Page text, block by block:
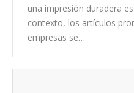
una impresión duradera
contexto, los artículos
empresas se…